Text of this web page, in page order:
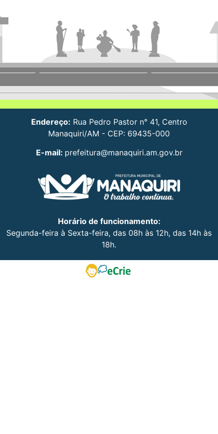
Endereço: Rua Pedro Pastor n° 41, Centro
Manaquiri/AM - CEP: 69435-000
E-mail: prefeitura@manaquiri.am.gov.br
Horário de funcionamento:
Segunda-feira à Sexta-feira, das 08h às 12h, das 14h às
18h.